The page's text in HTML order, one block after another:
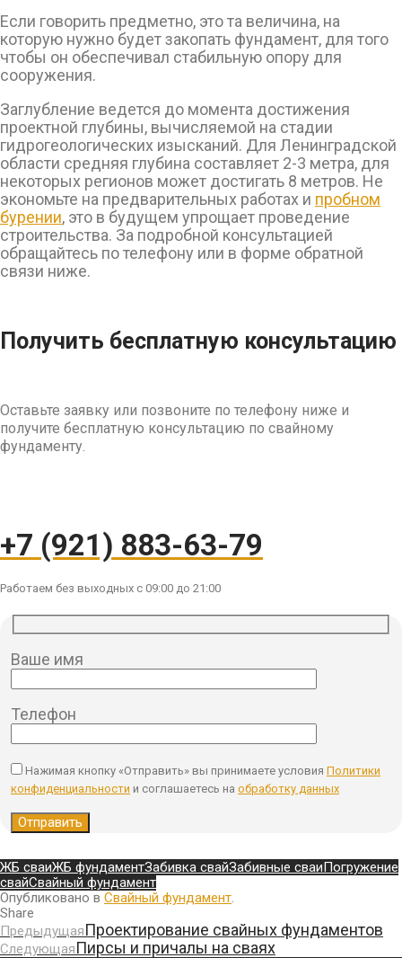
Если говорить предметно, это та величина, на
которую нужно будет закопать фундамент, для того
чтобы он обеспечивал стабильную опору для
сооружения.
Заглубление ведется до момента достижения
проектной глубины, вычисляемой на стадии
гидрогеологических изысканий. Для Ленинградской
области средняя глубина составляет 2-3 метра, для
некоторых регионов может достигать 8 метров. Не
экономьте на предварительных работах и пробном
бурении, это в будущем упрощает проведение
строительства. За подробной консультацией
обращайтесь по телефону или в форме обратной
связи ниже.
Получить бесплатную консультацию
Оставьте заявку или позвоните по телефону ниже и
получите бесплатную консультацию по свайному
фундаменту.
+7 (921) 883-63-79
Работаем без выходных с 09:00 до 21:00
Ваше имя
Телефон
Нажимая кнопку «Отправить» вы принимаете условия Политики
конфиденциальности и соглашаетесь на обработку данных
ЖБ сваиЖБ фундаментЗабивка свайЗабивные сваиПогружение
свайСвайный фундамент
Опубликовано в Свайный фундамент.
Share
ПредыдущаяПроектирование свайных фундаментов
СледующаяПирсы и причалы на сваях